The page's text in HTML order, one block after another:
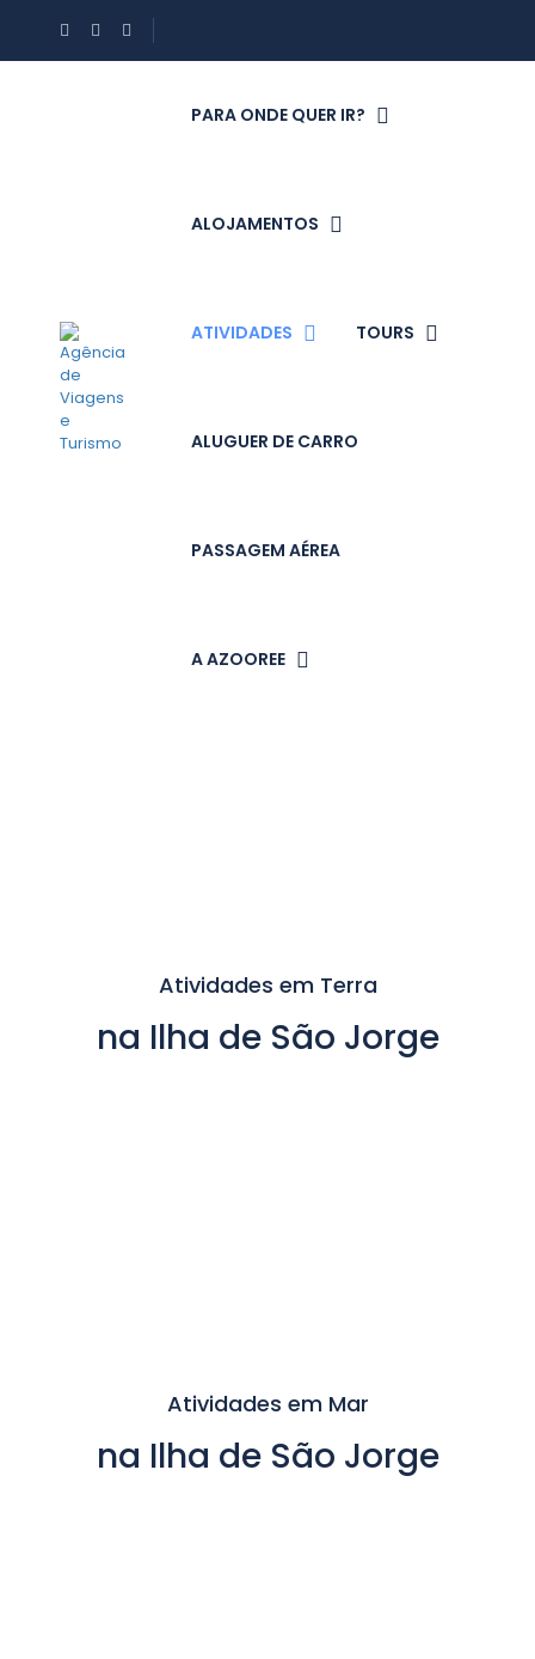
PARA ONDE QUER IR?
ALOJAMENTOS
ATIVIDADES TOURS
ALUGUER DE CARRO
PASSAGEM AÉREA
A AZOOREE
Atividades em Terra
na Ilha de São Jorge
Atividades em Mar
na Ilha de São Jorge